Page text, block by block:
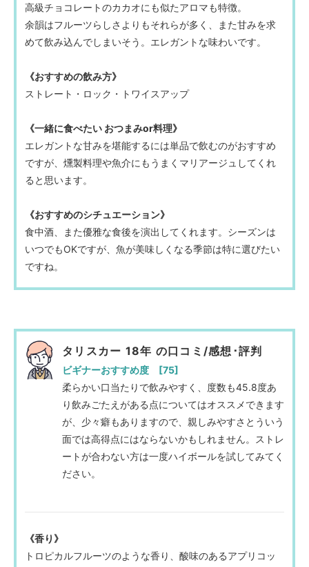
高級チョコレートのカカオにも似たアロマも特徴。
余韻はフルーツらしさよりもそれらが多く、また甘みを求
めて飲み込んでしまいそう。エレガントな味わいです。
《おすすめの飲み方》
ストレート・ロック・トワイスアップ
《一緒に食べたい おつまみor料理》
エレガントな甘みを堪能するには単品で飲むのがおすすめ
ですが、燻製料理や魚介にもうまくマリアージュしてくれ
ると思います。
《おすすめのシチュエーション》
食中酒、また優雅な食後を演出してくれます。シーズンは
いつでもOKですが、魚が美味しくなる季節は特に選びたい
ですね。
タリスカー 18年 の口コミ/感想･評判
ビギナーおすすめ度 [75]
柔らかい口当たりで飲みやすく、度数も45.8度あ
り飲みごたえがある点についてはオススメできます
が、少々癖もありますので、親しみやすさとういう
面では高得点にはならないかもしれません。ストレ
ートが合わない方は一度ハイボールを試してみてく
ださい。
《香り》
トロピカルフルーツのような香り、酸味のあるアプリコッ